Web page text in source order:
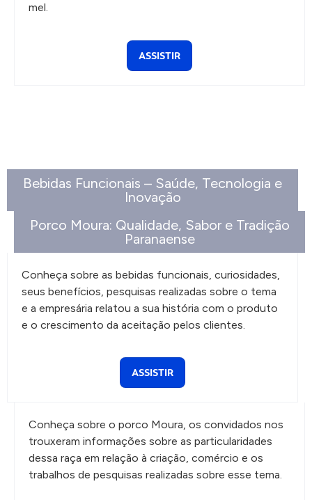
mel.
ASSISTIR
Bebidas Funcionais – Saúde, Tecnologia e
Inovação
Porco Moura: Qualidade, Sabor e Tradição
Paranaense
Conheça sobre as bebidas funcionais, curiosidades,
seus benefícios, pesquisas realizadas sobre o tema
e a empresária relatou a sua história com o produto
e o crescimento da aceitação pelos clientes.
ASSISTIR
Conheça sobre o porco Moura, os convidados nos
trouxeram informações sobre as particularidades
dessa raça em relação à criação, comércio e os
trabalhos de pesquisas realizadas sobre esse tema.